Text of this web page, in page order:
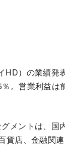
）の業績発
。営業利益は
メントは、国
店、金融関